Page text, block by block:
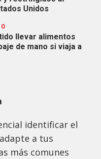
Unidos
llevar alimentos
de mano si viaja a
identificar el
a tus
más comunes